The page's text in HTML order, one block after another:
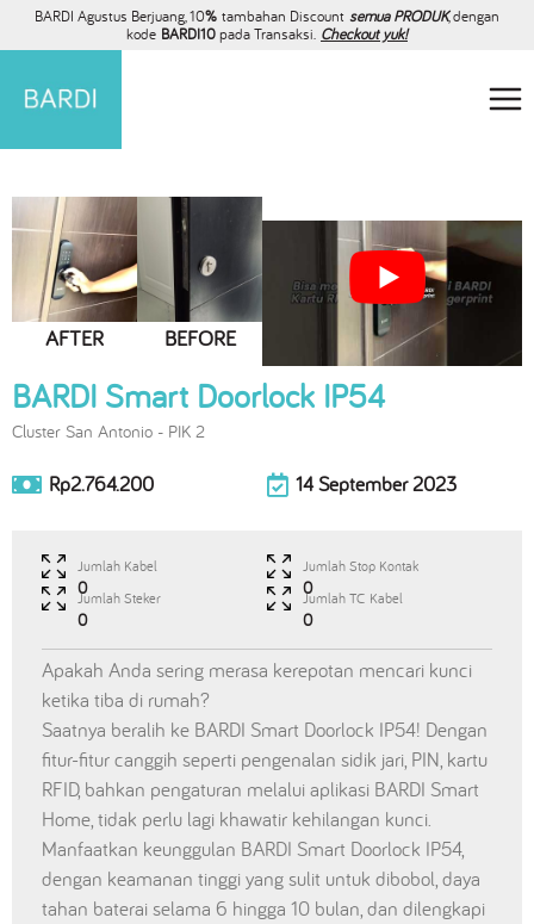
BARDI Agustus Berjuang, 10% tambahan Discount semua PRODUK, dengan
kode BARDI10pada Transaksi. Checkout yuk!
AFTER BEFORE
BARDI Smart Doorlock IP54
Cluster San Antonio - PIK 2
Rp2.764.200 14 September 2023
Jumlah Kabel
0
Jumlah Stop Kontak
0
Jumlah Steker
0
Jumlah TC Kabel
0
Apakah Anda sering merasa kerepotan mencari kunci
ketika tiba di rumah?
Saatnya beralih ke BARDI Smart Doorlock IP54! Dengan
fitur-fitur canggih seperti pengenalan sidik jari, PIN, kartu
RFID, bahkan pengaturan melalui aplikasi BARDI Smart
Home, tidak perlu lagi khawatir kehilangan kunci.
Manfaatkan keunggulan BARDI Smart Doorlock IP54,
dengan keamanan tinggi yang sulit untuk dibobol, daya
tahan baterai selama 6 hingga 10 bulan, dan dilengkapi